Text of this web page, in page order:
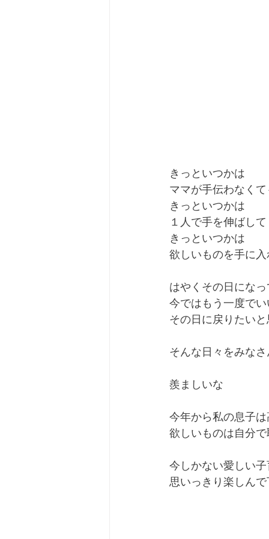
きっといつかは
ママが手伝わなく
きっといつかは
１人で手を伸ばして
きっといつかは
欲しいものを手に
はやくその日にな
今ではもう一度で
その日に戻りたい
そんな日々をみな
羨ましいな
今年から私の息子
欲しいものは自分
今しかない愛しい
思いっきり楽しん